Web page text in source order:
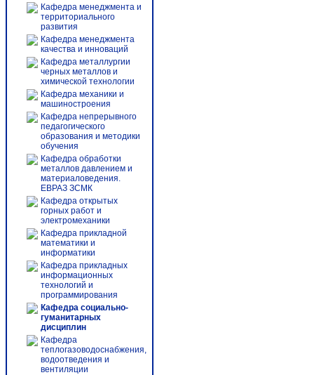
Кафедра менеджмента и
территориального
развития
Кафедра менеджмента
качества и инноваций
Кафедра металлургии
черных металлов и
химической технологии
Кафедра механики и
машиностроения
Кафедра непрерывного
педагогического
образования и методики
обучения
Кафедра обработки
металлов давлением и
материаловедения.
ЕВРАЗ ЗСМК
Кафедра открытых
горных работ и
электромеханики
Кафедра прикладной
математики и
информатики
Кафедра прикладных
информационных
технологий и
программирования
Кафедра социально-
гуманитарных
дисциплин
Кафедра
теплогазоводоснабжения,
водоотведения и
вентиляции